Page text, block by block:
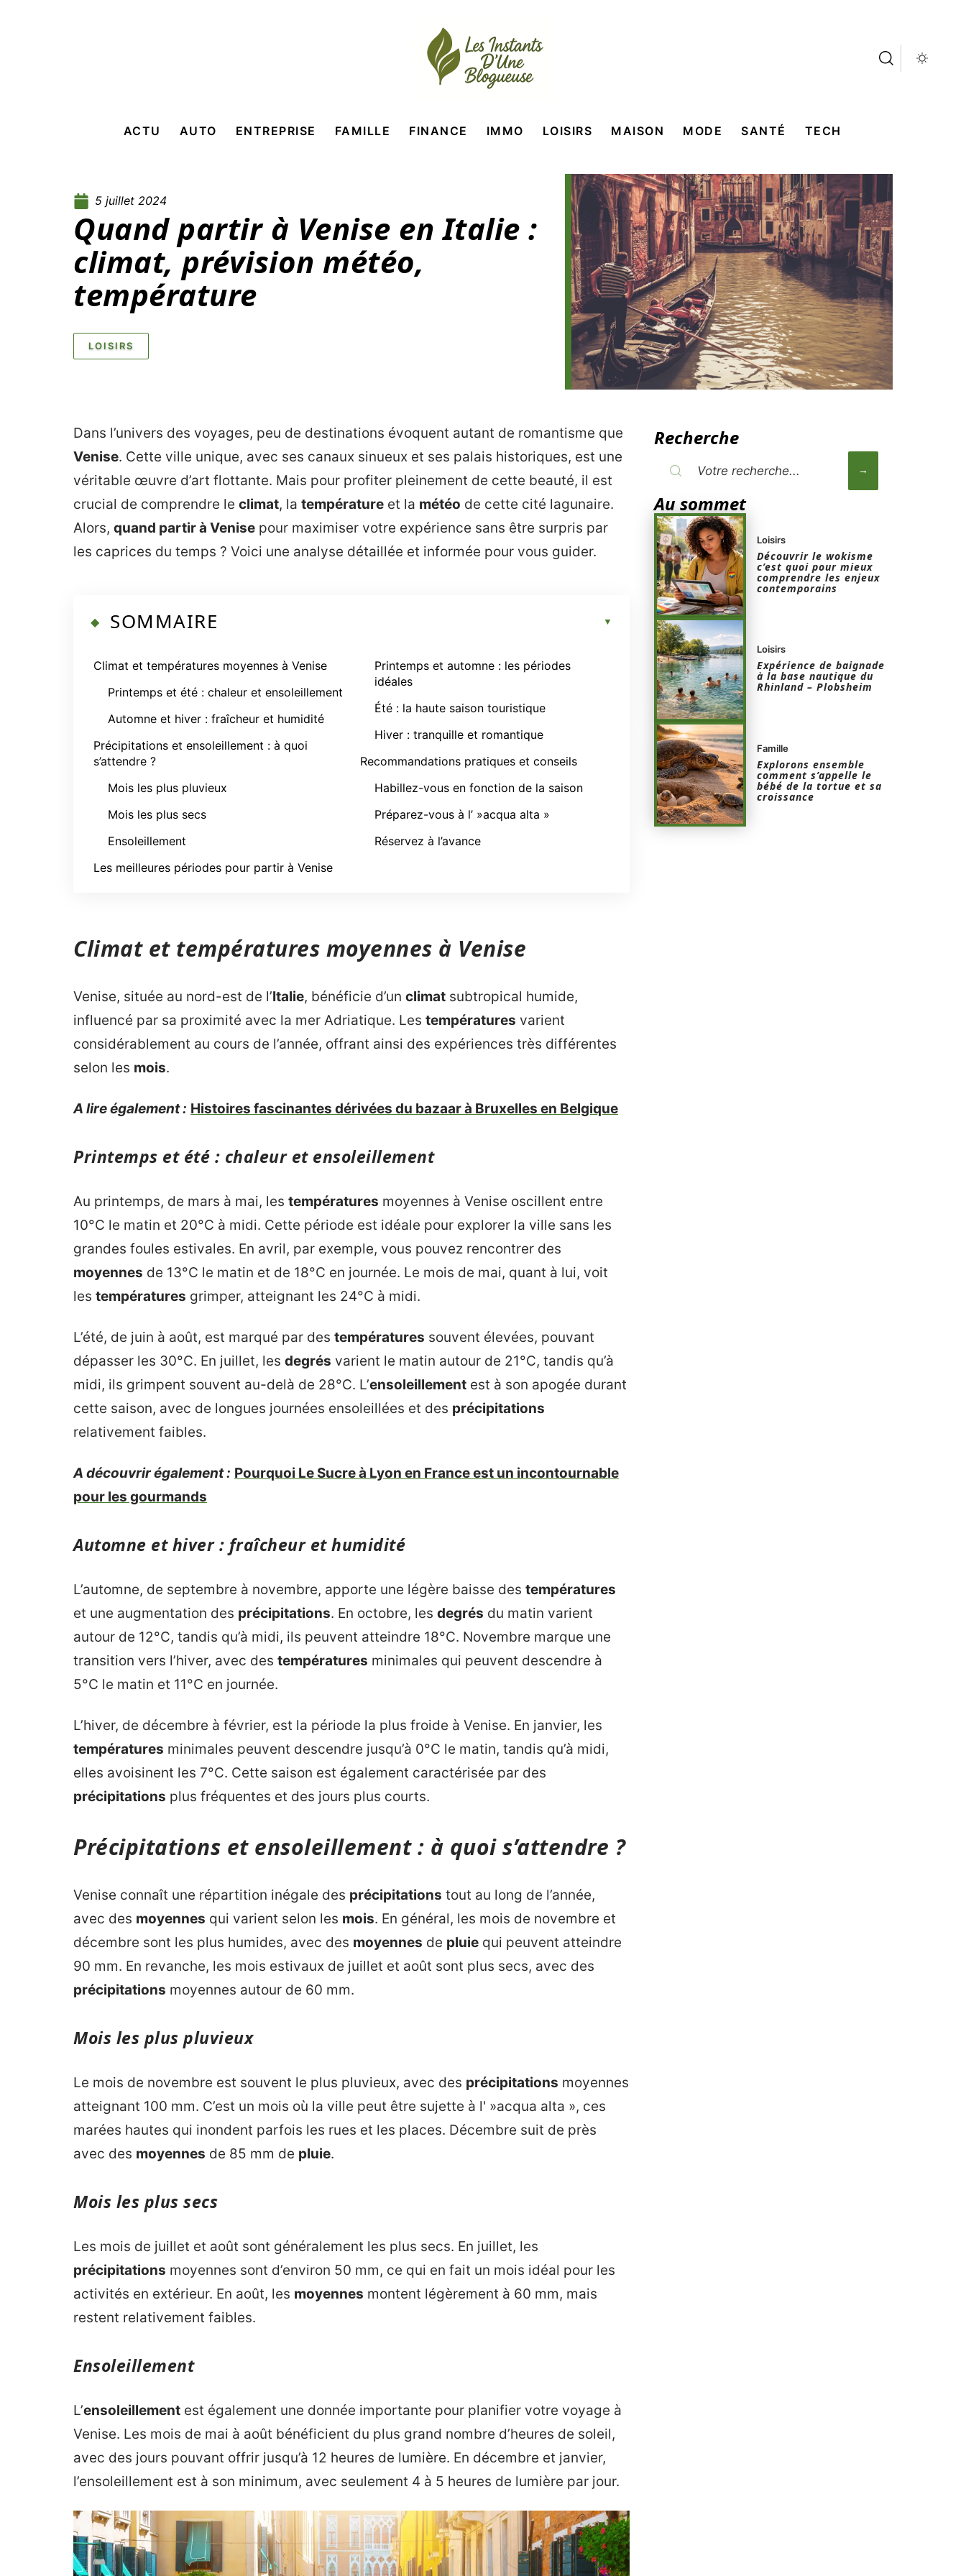
ACTU AUTO ENTREPRISE FAMILLE FINANCE IMMO LOISIRS MAISON MODE SANTÉ TECH
5 juillet 2024
Quand partir à Venise en Italie :
climat, prévision météo,
température
LOISIRS
Dans l’univers des voyages, peu de destinations évoquent autant de romantisme que
Venise. Cette ville unique, avec ses canaux sinueux et ses palais historiques, est une
véritable œuvre d’art flottante. Mais pour profiter pleinement de cette beauté, il est
crucial de comprendre le climat, la température et la météo de cette cité lagunaire.
Alors, quand partir à Venise pour maximiser votre expérience sans être surpris par
les caprices du temps ? Voici une analyse détaillée et informée pour vous guider.
SOMMAIRE
Climat et températures moyennes à Venise
Printemps et été : chaleur et ensoleillement
Automne et hiver : fraîcheur et humidité
Précipitations et ensoleillement : à quoi
s’attendre ?
Mois les plus pluvieux
Mois les plus secs
Ensoleillement
Les meilleures périodes pour partir à Venise
Printemps et automne : les périodes
idéales
Été : la haute saison touristique
Hiver : tranquille et romantique
Recommandations pratiques et conseils
Habillez-vous en fonction de la saison
Préparez-vous à l’ »acqua alta »
Réservez à l’avance
Climat et températures moyennes à Venise
Venise, située au nord-est de l’Italie, bénéficie d’un climat subtropical humide,
influencé par sa proximité avec la mer Adriatique. Les températures varient
considérablement au cours de l’année, offrant ainsi des expériences très différentes
selon les mois.
A lire également : Histoires fascinantes dérivées du bazaar à Bruxelles en Belgique
Printemps et été : chaleur et ensoleillement
Au printemps, de mars à mai, les températures moyennes à Venise oscillent entre
10°C le matin et 20°C à midi. Cette période est idéale pour explorer la ville sans les
grandes foules estivales. En avril, par exemple, vous pouvez rencontrer des
moyennes de 13°C le matin et de 18°C en journée. Le mois de mai, quant à lui, voit
les températures grimper, atteignant les 24°C à midi.
L’été, de juin à août, est marqué par des températures souvent élevées, pouvant
dépasser les 30°C. En juillet, les degrés varient le matin autour de 21°C, tandis qu’à
midi, ils grimpent souvent au-delà de 28°C. L’ensoleillement est à son apogée durant
cette saison, avec de longues journées ensoleillées et des précipitations
relativement faibles.
A découvrir également : Pourquoi Le Sucre à Lyon en France est un incontournable
pour les gourmands
Automne et hiver : fraîcheur et humidité
L’automne, de septembre à novembre, apporte une légère baisse des températures
et une augmentation des précipitations. En octobre, les degrés du matin varient
autour de 12°C, tandis qu’à midi, ils peuvent atteindre 18°C. Novembre marque une
transition vers l’hiver, avec des températures minimales qui peuvent descendre à
5°C le matin et 11°C en journée.
L’hiver, de décembre à février, est la période la plus froide à Venise. En janvier, les
températures minimales peuvent descendre jusqu’à 0°C le matin, tandis qu’à midi,
elles avoisinent les 7°C. Cette saison est également caractérisée par des
précipitations plus fréquentes et des jours plus courts.
Précipitations et ensoleillement : à quoi s’attendre ?
Venise connaît une répartition inégale des précipitations tout au long de l’année,
avec des moyennes qui varient selon les mois. En général, les mois de novembre et
décembre sont les plus humides, avec des moyennes de pluie qui peuvent atteindre
90 mm. En revanche, les mois estivaux de juillet et août sont plus secs, avec des
précipitations moyennes autour de 60 mm.
Mois les plus pluvieux
Le mois de novembre est souvent le plus pluvieux, avec des précipitations moyennes
atteignant 100 mm. C’est un mois où la ville peut être sujette à l' »acqua alta », ces
marées hautes qui inondent parfois les rues et les places. Décembre suit de près
avec des moyennes de 85 mm de pluie.
Mois les plus secs
Les mois de juillet et août sont généralement les plus secs. En juillet, les
précipitations moyennes sont d’environ 50 mm, ce qui en fait un mois idéal pour les
activités en extérieur. En août, les moyennes montent légèrement à 60 mm, mais
restent relativement faibles.
Ensoleillement
L’ensoleillement est également une donnée importante pour planifier votre voyage à
Venise. Les mois de mai à août bénéficient du plus grand nombre d’heures de soleil,
avec des jours pouvant offrir jusqu’à 12 heures de lumière. En décembre et janvier,
l’ensoleillement est à son minimum, avec seulement 4 à 5 heures de lumière par jour.
Recherche
Au sommet
Loisirs
Découvrir le wokisme
c’est quoi pour mieux
comprendre les enjeux
contemporains
Loisirs
Expérience de baignade
à la base nautique du
Rhinland – Plobsheim
Famille
Explorons ensemble
comment s’appelle le
bébé de la tortue et sa
croissance